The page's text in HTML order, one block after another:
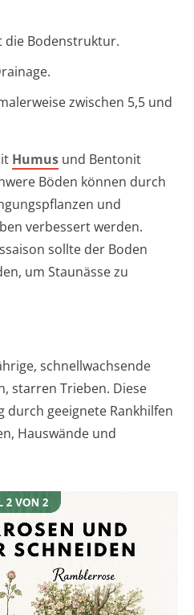
die Bodenstruktur.
zwischen 5,5 und
Humus und Bentonit
Böden können durch
und
verbessert werden.
sollte der Boden
um Staunässe zu
schnellwachsende
starren Trieben. Diese
geeignete Rankhilfen
Hauswände und